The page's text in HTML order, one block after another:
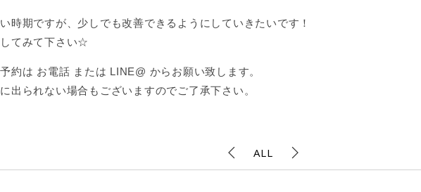
時期ですが、少しでも改善できるようにしていきたいです！
てみて下さい☆
約は お電話 または LINE@ からお願い致します。
出られない場合もございますのでご了承下さい。
ALL